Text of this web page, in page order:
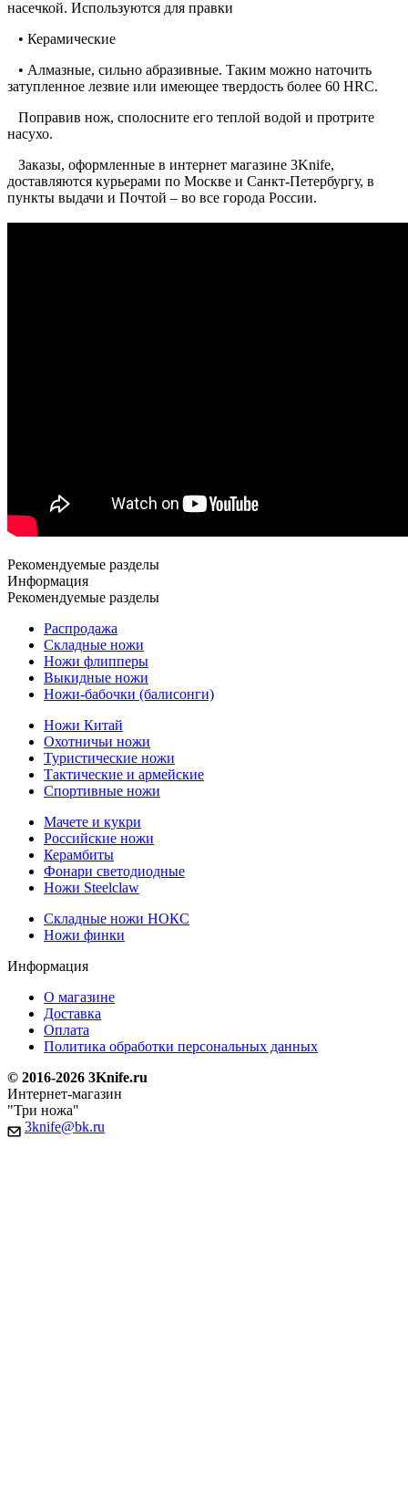
насечкой. Используются для правки
• Керамические
• Алмазные, сильно абразивные. Таким можно наточить
затупленное лезвие или имеющее твердость более 60 HRC.
Поправив нож, сполосните его теплой водой и протрите
насухо.
Заказы, оформленные в интернет магазине 3Knife,
доставляются курьерами по Москве и Санкт-Петербургу, в
пункты выдачи и Почтой – во все города России.
Рекомендуемые разделы
Информация
Рекомендуемые разделы
Распродажа
Складные ножи
Ножи флипперы
Выкидные ножи
Ножи-бабочки (балисонги)
Ножи Китай
Охотничьи ножи
Туристические ножи
Тактические и армейские
Спортивные ножи
Мачете и кукри
Российские ножи
Керамбиты
Фонари светодиодные
Ножи Steelclaw
Складные ножи НОКС
Ножи финки
Информация
О магазине
Доставка
Оплата
Политика обработки персональных данных
© 2016-2026 3Knife.ru
Интернет-магазин
"Три ножа"
3knife@bk.ru